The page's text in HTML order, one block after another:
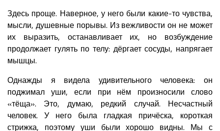
Здесь проще. Наверное, у него были какие-то чувства,
мысли, душевные порывы. Из вежливости он не может
их выразить, останавливает их, но возбуждение
продолжает гулять по телу: дёргает сосуды, напрягает
мышцы.
Однажды я видела удивительного человека: он
поджимал уши, если при нём произносили слово
«тёща». Это, думаю, редкий случай. Несчастный
человек. У него была гладкая причёска, короткая
стрижка, поэтому уши были хорошо видны. Мы с